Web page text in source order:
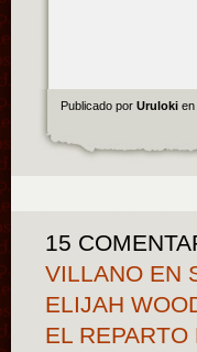
Publicado por Uruloki en
15
VILLANO EN
ELIJAH
EL